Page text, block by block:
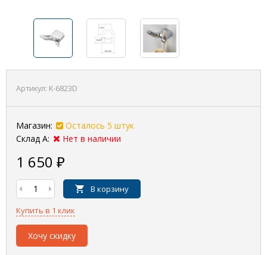
Артикул: K-6823D
Магазин:
Осталось 5 штук
Склад А:
Нет в наличии
1 650 ₽
В корзину
Купить в 1 клик
Хочу скидку